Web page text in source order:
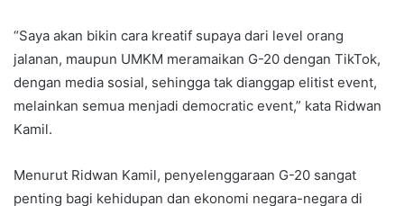
“Saya akan bikin cara kreatif supaya dari level orang
jalanan, maupun UMKM meramaikan G-20 dengan TikTok,
dengan media sosial, sehingga tak dianggap elitist event,
melainkan semua menjadi democratic event,” kata Ridwan
Kamil.
Menurut Ridwan Kamil, penyelenggaraan G-20 sangat
penting bagi kehidupan dan ekonomi negara-negara di